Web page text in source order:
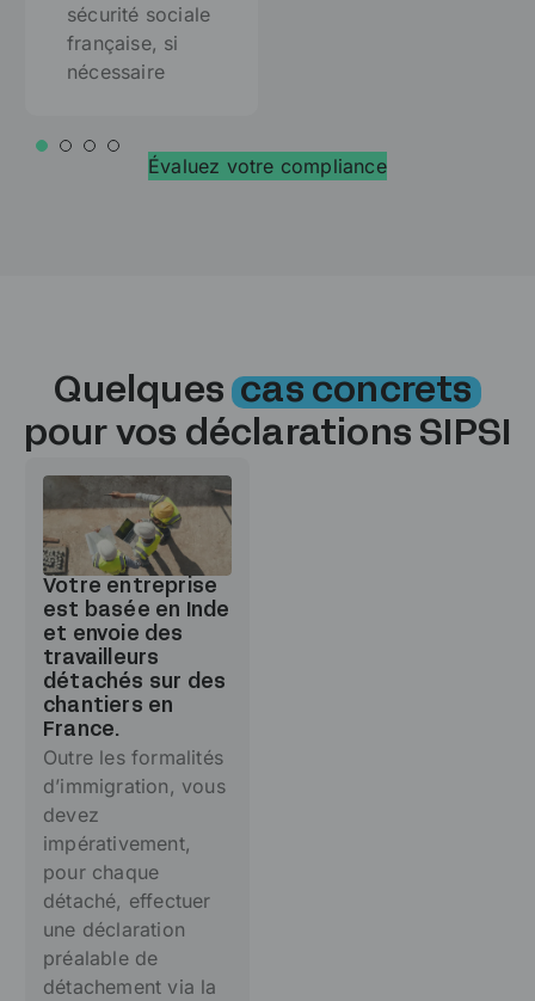
sécurité sociale
française, si
nécessaire
Évaluez votre compliance
Quelques cas concrets
pour vos déclarations SIPSI
Votre entreprise
est basée en Inde
et envoie des
travailleurs
détachés sur des
chantiers en
France.
Outre les formalités
d’immigration, vous
devez
impérativement,
pour chaque
détaché, effectuer
une déclaration
préalable de
détachement via la